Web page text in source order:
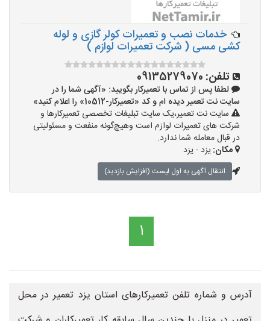
خدمات نصب و تعمیرات کولر گازی و لوله
کشی مسی ( شرکت تعمیرات لوازم )
تلفن: 09135279070
لطفا پس از تماس با تعمیرکار بگویید: «آگهی شما را در
سایت نت تعمیر دیده ام و کد «تعمیرکار-10512» را اعلام کنید»
سایت نت تعمیر،یک سایت تبلیغات تخصصی تعمیرکارها و
شرکت های تعمیرات لوازم است وهیچ‌گونه منفعت و مسئولیتی
در قبال معامله شما ندارد.
مکان:یزد - یزد
انتقال آگهی به اول لیست (افزایش بازدید)
1
آدرس و شماره تلفن تعمیرکارهای استان یزد تعمیر در محل